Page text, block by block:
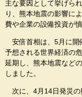
主な要因として挙げら
り、熊本地震の影響に
費や企業の設備投資が
安倍首相は、5月に開
予想される世界経済の
延期し、熊本地震など
しました。
次に、4月14日発災の